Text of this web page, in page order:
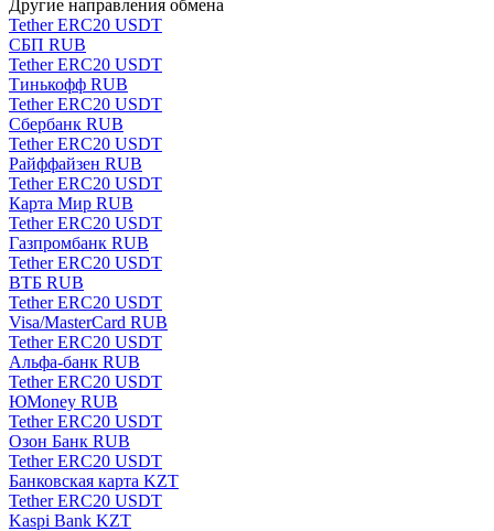
Другие направления обмена
Tether ERC20 USDT
СБП RUB
Tether ERC20 USDT
Тинькофф RUB
Tether ERC20 USDT
Сбербанк RUB
Tether ERC20 USDT
Райффайзен RUB
Tether ERC20 USDT
Карта Мир RUB
Tether ERC20 USDT
Газпромбанк RUB
Tether ERC20 USDT
ВТБ RUB
Tether ERC20 USDT
Visa/MasterCard RUB
Tether ERC20 USDT
Альфа-банк RUB
Tether ERC20 USDT
ЮMoney RUB
Tether ERC20 USDT
Озон Банк RUB
Tether ERC20 USDT
Банковская карта KZT
Tether ERC20 USDT
Kaspi Bank KZT